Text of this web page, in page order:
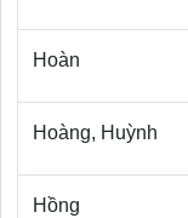
Hoàn
Hoàng, Huỳnh
Hồng